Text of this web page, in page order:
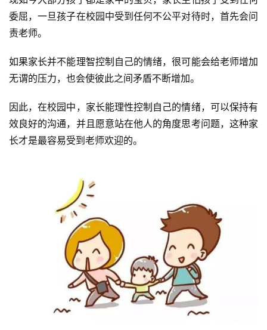
委屈，一旦孩子在校园中受到任何不公平对待时，首先会问
责老师。
如果家长并不能理智控制自己的情绪，很可能会给老师增加
无谓的压力，也会使彼此之间矛盾不断增加。
因此，在校园中，家长能理性控制自己的情绪，可以保持有
效良好的沟通，并且愿意站在他人的角度思考问题，这种家
长才是最容易受到老师欢迎的。